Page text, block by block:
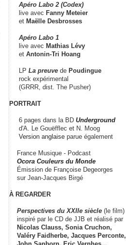
Apéro Labo 2 (Codex)
live avec Fanny Meteier
et Maëlle Desbrosses
Apéro Labo 1
live avec Mathias Lévy
et Antonin-Tri Hoang
LP La preuve de Poudingue
rock expérimental
(GRRR, dist. The Pusher)
PORTRAIT
6 pages dans la BD Underground
d'A. Le Gouëfflec et N. Moog
Version anglaise parue également
France Musique - Podcast
Ocora Couleurs du Monde
Émission de Françoise Degeorges
sur Jean-Jacques Birgé
À REGARDER
Perspectives du XXIIe siècle (le film)
inspiré par le CD de JJB et réalisé par
Nicolas Clauss, Sonia Cruchon,
Valéry Faidherbe, Jacques Perconte,